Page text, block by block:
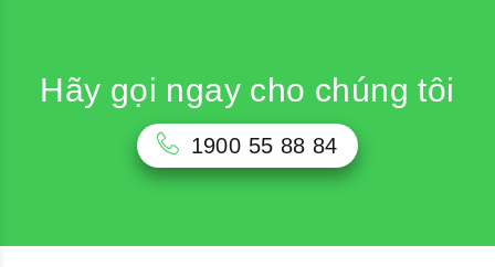
Hãy gọi ngay cho chúng tôi
1900 55 88 84